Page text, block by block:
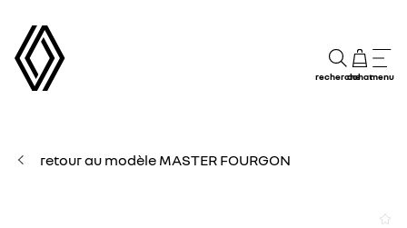
rechercheachatmenu
retour au modèle MASTER FOURGON